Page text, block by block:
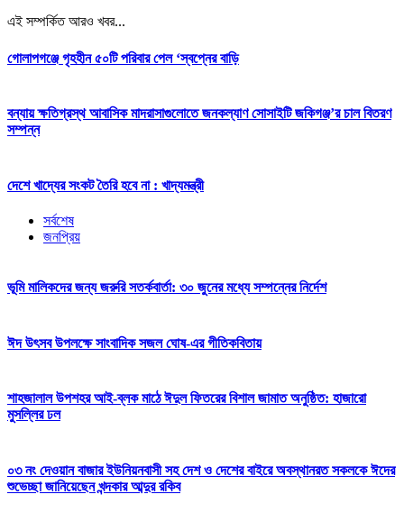
এই সম্পর্কিত আরও খবর...
গোলাপগঞ্জে গৃহহীন ৫০টি পরিবার পেল ‘স্বপ্নের বাড়ি
বন্যায় ক্ষতিগ্রস্থ আবাসিক মাদরাসাগুলোতে জনকল্যাণ সোসাইটি জকিগঞ্জ’র চাল বিতরণ
সম্পন্ন
দেশে খাদ্যের সংকট তৈরি হবে না : খাদ্যমন্ত্রী
সর্বশেষ
জনপ্রিয়
ভূমি মালিকদের জন্য জরুরি সতর্কবার্তা: ৩০ জুনের মধ্যে সম্পন্নের নির্দেশ
ঈদ উৎসব উপলক্ষে সাংবাদিক সজল ঘোষ-এর গীতিকবিতায়
শাহজালাল উপশহর আই-ব্লক মাঠে ঈদুল ফিতরের বিশাল জামাত অনুষ্ঠিত: হাজারো
মুসল্লির ঢল
০৩ নং দেওয়ান বাজার ইউনিয়নবাসী সহ দেশ ও দেশের বাইরে অবস্থানরত সকলকে ঈদের
শুভেচ্ছা জানিয়েছেন খন্দকার আব্দুর রকিব